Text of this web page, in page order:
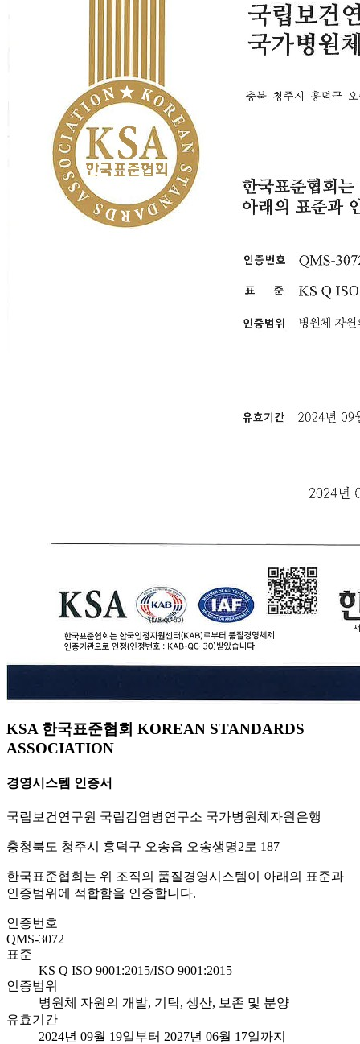
KSA 한국표준협회 KOREAN STANDARDS
ASSOCIATION
경영시스템 인증서
국립보건연구원 국립감염병연구소 국가병원체자원은행
충청북도 청주시 흥덕구 오송읍 오송생명2로 187
한국표준협회는 위 조직의 품질경영시스템이 아래의 표준과
인증범위에 적합함을 인증합니다.
인증번호
QMS-3072
표준
KS Q ISO 9001:2015/ISO 9001:2015
인증범위
병원체 자원의 개발, 기탁, 생산, 보존 및 분양
유효기간
2024년 09월 19일부터 2027년 06월 17일까지